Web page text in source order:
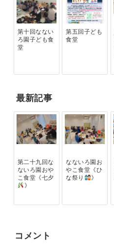
第十回なない
ろ園子ども食
堂
第五回子ども
食堂
最新記事
第二十九回な
ないろ園おや
こ食堂《七夕
》
なないろ園お
やこ食堂《ひ
な祭り
》
コメント